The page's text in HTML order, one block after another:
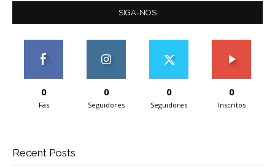
SIGA-NOS
0
Fãs
0
Seguidores
0
Seguidores
0
Inscritos
Recent Posts